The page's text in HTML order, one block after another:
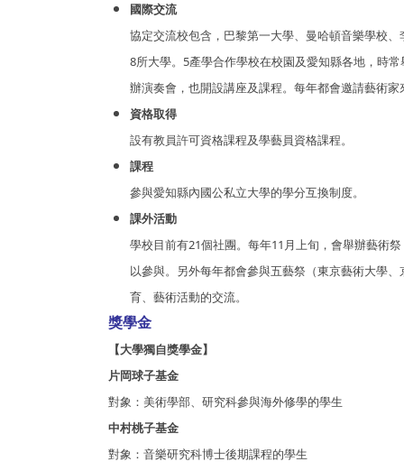
國際交流
協定交流校包含，巴黎第一大學、曼哈頓音樂學校
8所大學。5產學合作學校在校園及愛知縣各地，時
辦演奏會，也開設講座及課程。每年都會邀請藝術
資格取得
設有教員許可資格課程及學藝員資格課程。
課程
參與愛知縣內國公私立大學的學分互換制度。
課外活動
學校目前有21個社團。每年11月上旬，會舉辦藝術
以參與。另外每年都會參與五藝祭（東京藝術大學
育、藝術活動的交流。
獎學金
【大學獨自獎學金】
片岡球子基金
對象：美術學部、研究科參與海外修學的學生
中村桃子基金
對象：音樂研究科博士後期課程的學生